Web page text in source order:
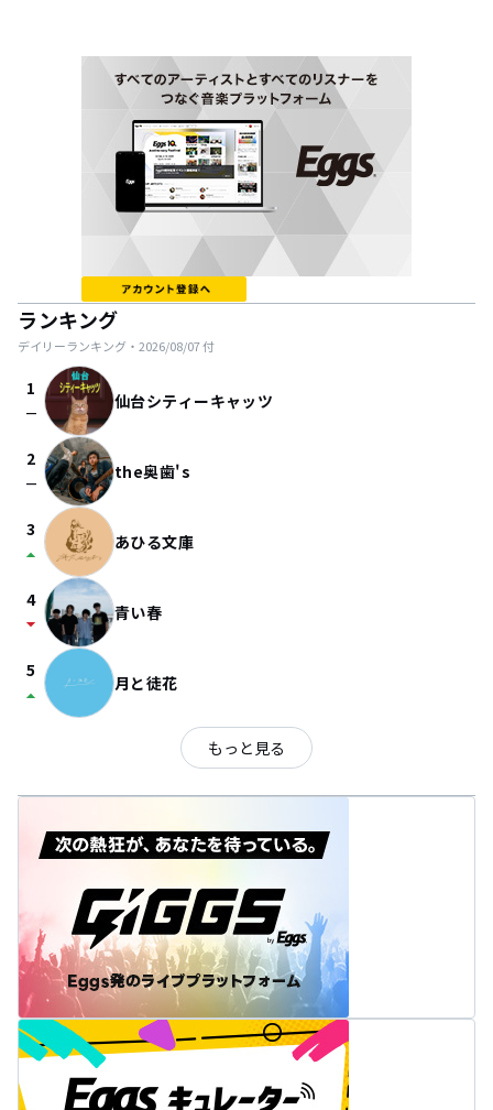
ランキング
デイリーランキング・ 2026/08/07付
1
check_indeterminate_small 仙台シティーキャッツ
2
check_indeterminate_small the奥歯's
3
arrow_drop_up あひる文庫
4
arrow_drop_down 青い春
5
arrow_drop_up 月と徒花
もっと見る